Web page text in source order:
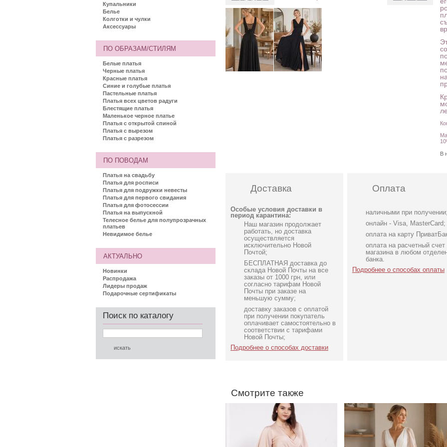
В
Доставка
Особые условия доставки в
период карантина:
Наш магазин продолжает
работать, но доставка
осуществляется
исключительно Новой
Почтой;
БЕСПЛАТНАЯ доставка до
склада Новой Почты на все
заказы от 1000 грн, или
согласно тарифам Новой
Почты при заказе на
меньшую сумму;
доставку заказов с оплатой
при получении покупатель
оплачивает самостоятельно в
соответствии с тарифами
Новой Почты;
Подробнее о способах доставки
Оплата
наличными при
онлайн - Visa, MasterCard;
оплата на карту
оплата на расчетный счет
магазина в любом
банка.
Подробнее о способах оплаты
Смотрите также
Бежевое вечернее
шелковое платье на
короткий рукав
Купальники
Белье
Колготки и чулки
Аксессуары
ПО ОБРАЗАМ/СТИЛЯМ
Белые платья
Черные платья
Красные платья
Синие и голубые платья
Пастельные платья
Платья всех цветов радуги
Блестящие платья
Маленькое черное платье
Платья с открытой спиной
Платья с вырезом
Платья с разрезом
ПО ПОВОДАМ
Платья на свадьбу
Платья для росписи
Платья для подружки невесты
Платья для первого свидания
Платья для фотосессии
Платья на выпускной
Телесное белье для полупрозрачных
платьев
Невидимое белье
АКТУАЛЬНО
Новинки
Распродажа
Лидеры продаж
Подарочные сертификаты
Поиск по каталогу